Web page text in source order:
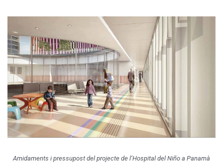
Amidaments i pressupost del projecte de l’Hospital del Niño a Panamà